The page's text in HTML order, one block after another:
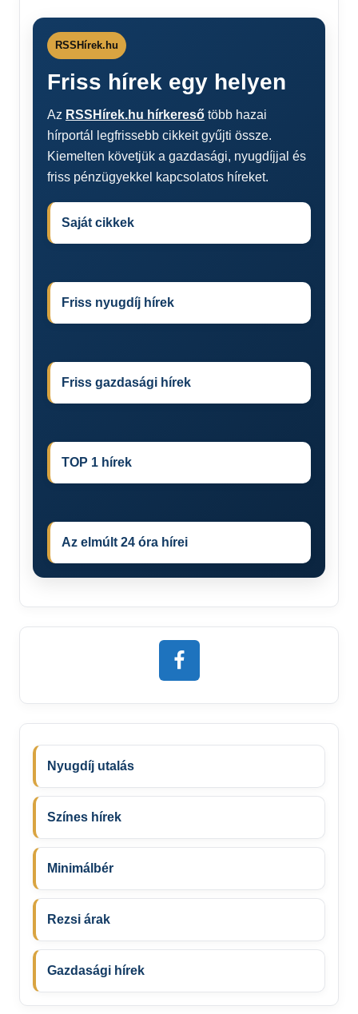
RSSHírek.hu
Friss hírek egy helyen
Az RSSHírek.hu hírkereső több hazai
hírportál legfrissebb cikkeit gyűjti össze.
Kiemelten követjük a gazdasági, nyugdíjjal és
friss pénzügyekkel kapcsolatos híreket.
Saját cikkek
Friss nyugdíj hírek
Friss gazdasági hírek
TOP 1 hírek
Az elmúlt 24 óra hírei
Nyugdíj utalás
Színes hírek
Minimálbér
Rezsi árak
Gazdasági hírek